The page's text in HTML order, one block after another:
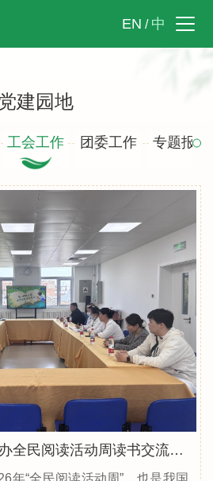
EN / 中
建园地
工会工作 团委工作 专题报道
北京按摩医院举办全民阅读活动周读书交流分享会
年“全民阅读活动周”，也是我国